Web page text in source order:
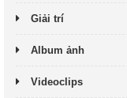
Giải trí
Album ảnh
Videoclips